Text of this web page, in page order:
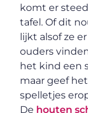
komt er
tafel. Of dit
lijkt alsof ze
ouders
het kind een
maar geef
spelletjes
De houten